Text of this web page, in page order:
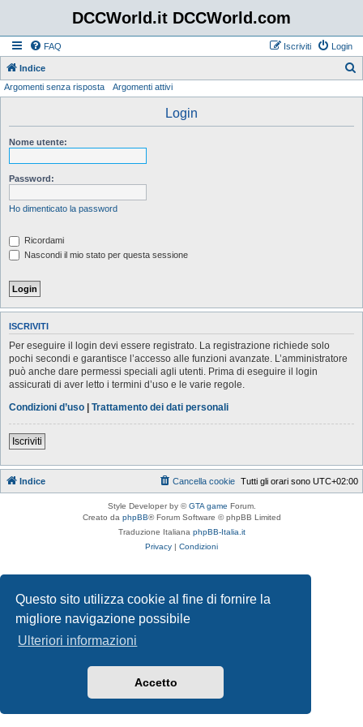
Questo sito utilizza cookie al fine di fornire la
migliore navigazione possibile
Ulteriori informazioni
Accetto
DCCWorld.it DCCWorld.com
FAQ Login
Iscriviti
Indice
Argomenti senza risposta Argomenti attivi
Login
Nome utente:
Password:
Ho dimenticato la password
Ricordami
Nascondi il mio stato per questa sessione
ISCRIVITI
Per eseguire il login devi essere registrato. La registrazione richiede solo
pochi secondi e garantisce l’accesso alle funzioni avanzate. L’amministratore
può anche dare permessi speciali agli utenti. Prima di eseguire il login
assicurati di aver letto i termini d’uso e le varie regole.
Condizioni d’uso | Trattamento dei dati personali
Iscriviti
Indice Tutti gli orari sono UTC+02:00
Cancella cookie
Style Developer by ©GTA game Forum.
Creato da phpBB® Forum Software © phpBB Limited
Traduzione Italiana phpBB-Italia.it
Privacy | Condizioni